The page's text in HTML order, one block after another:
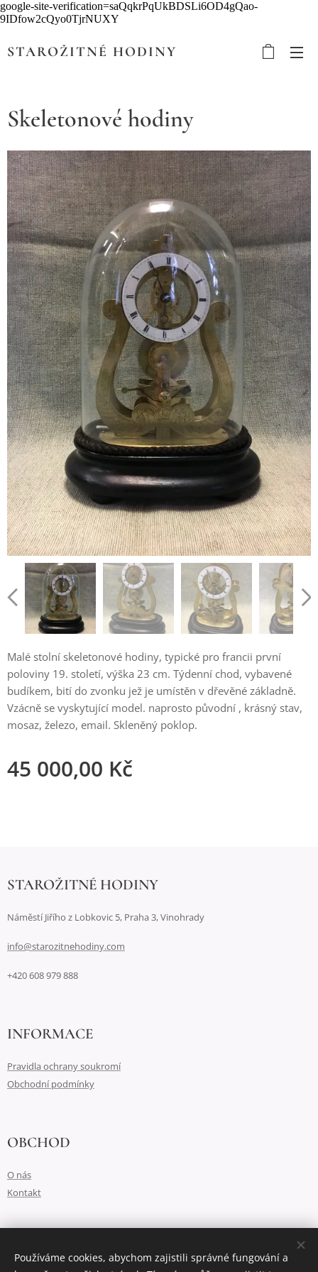
google-site-verification=saQqkrPqUkBDSLi6OD4gQao-
9IDfow2cQyo0TjrNUXY
STAROŽITNÉ HODINY
Skeletonové hodiny
Malé stolní skeletonové hodiny, typické pro francii první
poloviny 19. století, výška 23 cm. Týdenní chod, vybavené
budíkem, bití do zvonku jež je umístěn v dřevěné základně.
Vzácně se vyskytující model. naprosto původní , krásný stav,
mosaz, železo, email. Skleněný poklop.
45 000,00 Kč
STAROŽITNÉ HODINY
Náměstí Jiřího z Lobkovic 5, Praha 3, Vinohrady
info@starozitnehodiny.com
+420 608 979 888
INFORMACE
Pravidla ochrany soukromí
Obchodní podmínky
OBCHOD
O nás
Kontakt
Vytvořeno službouWebnode Cookies
Používáme cookies, abychom zajistili správné fungování a